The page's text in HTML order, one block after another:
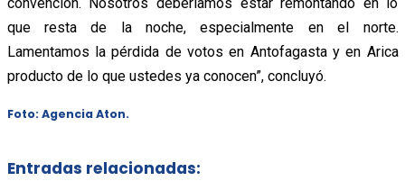
que resta de la noche, especialmente en el norte.
Lamentamos la pérdida de votos en Antofagasta y en Arica
producto de lo que ustedes ya conocen”, concluyó.
Foto: Agencia Aton.
Entradas relacionadas: